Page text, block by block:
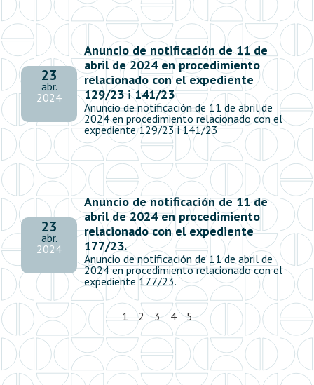
23
abr.
2024
Anuncio de notificación de 11 de
abril de 2024 en procedimiento
relacionado con el expediente
129/23 i 141/23
Anuncio de notificación de 11 de abril de
2024 en procedimiento relacionado con el
expediente 129/23 i 141/23
23
abr.
2024
Anuncio de notificación de 11 de
abril de 2024 en procedimiento
relacionado con el expediente
177/23.
Anuncio de notificación de 11 de abril de
2024 en procedimiento relacionado con el
expediente 177/23.
1 2 3 4 5